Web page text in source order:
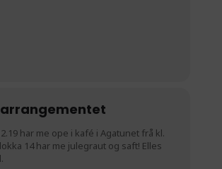
har me ope i kafé i Agatunet frå kl.
14 har me julegraut og saft! Elles